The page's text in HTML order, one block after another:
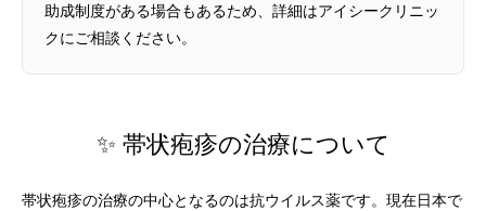
助成制度がある場合もあるため、詳細はアイシークリニッ
クにご相談ください。
✨ 帯状疱疹の治療について
帯状疱疹の治療の中心となるのは抗ウイルス薬です。現在日本で